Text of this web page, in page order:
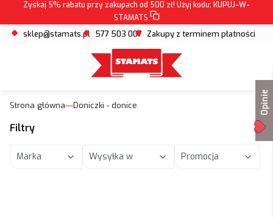
Zyskaj 5% rabatu przy zakupach od 500 zł! Użyj kodu: KUPUJ-W-
STAMATS
sklep@stamats.pl 577 503 007 Zakupy z terminem płatności
Strona główna Doniczki - donice
Filtry
Marka Wysyłka w Promocja
Opinie